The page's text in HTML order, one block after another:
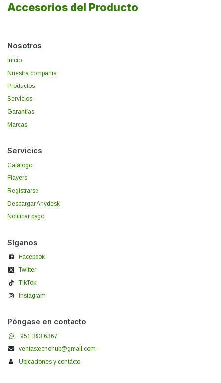
Accesorios del Producto
Nosotros
Inicio
Nuestra compañía
Productos
Servicios
Garantías
Marcas
Servicios
Catálogo
Flayers
Registrarse
Descargar Anydesk
Notificar pago
Síganos
Facebook
Twitter
TikTok
Instagram
Póngase en contacto
951 393 6367
ventastecnohub@gmail.com
Ubicaciones y contácto